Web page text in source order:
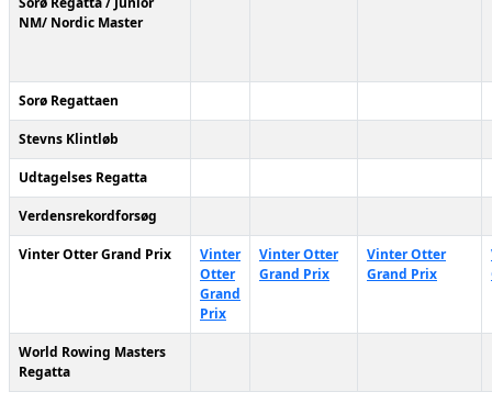
NM/ Nordic Master
Sorø Regattaen
Stevns Klintløb
Udtagelses Regatta
Verdensrekordforsøg
Vinter Otter Grand Prix
Vinter
Otter
Grand
Prix
Vinter Otter
Grand Prix
Vinter Otter
Grand Prix
World Rowing Masters
Regatta